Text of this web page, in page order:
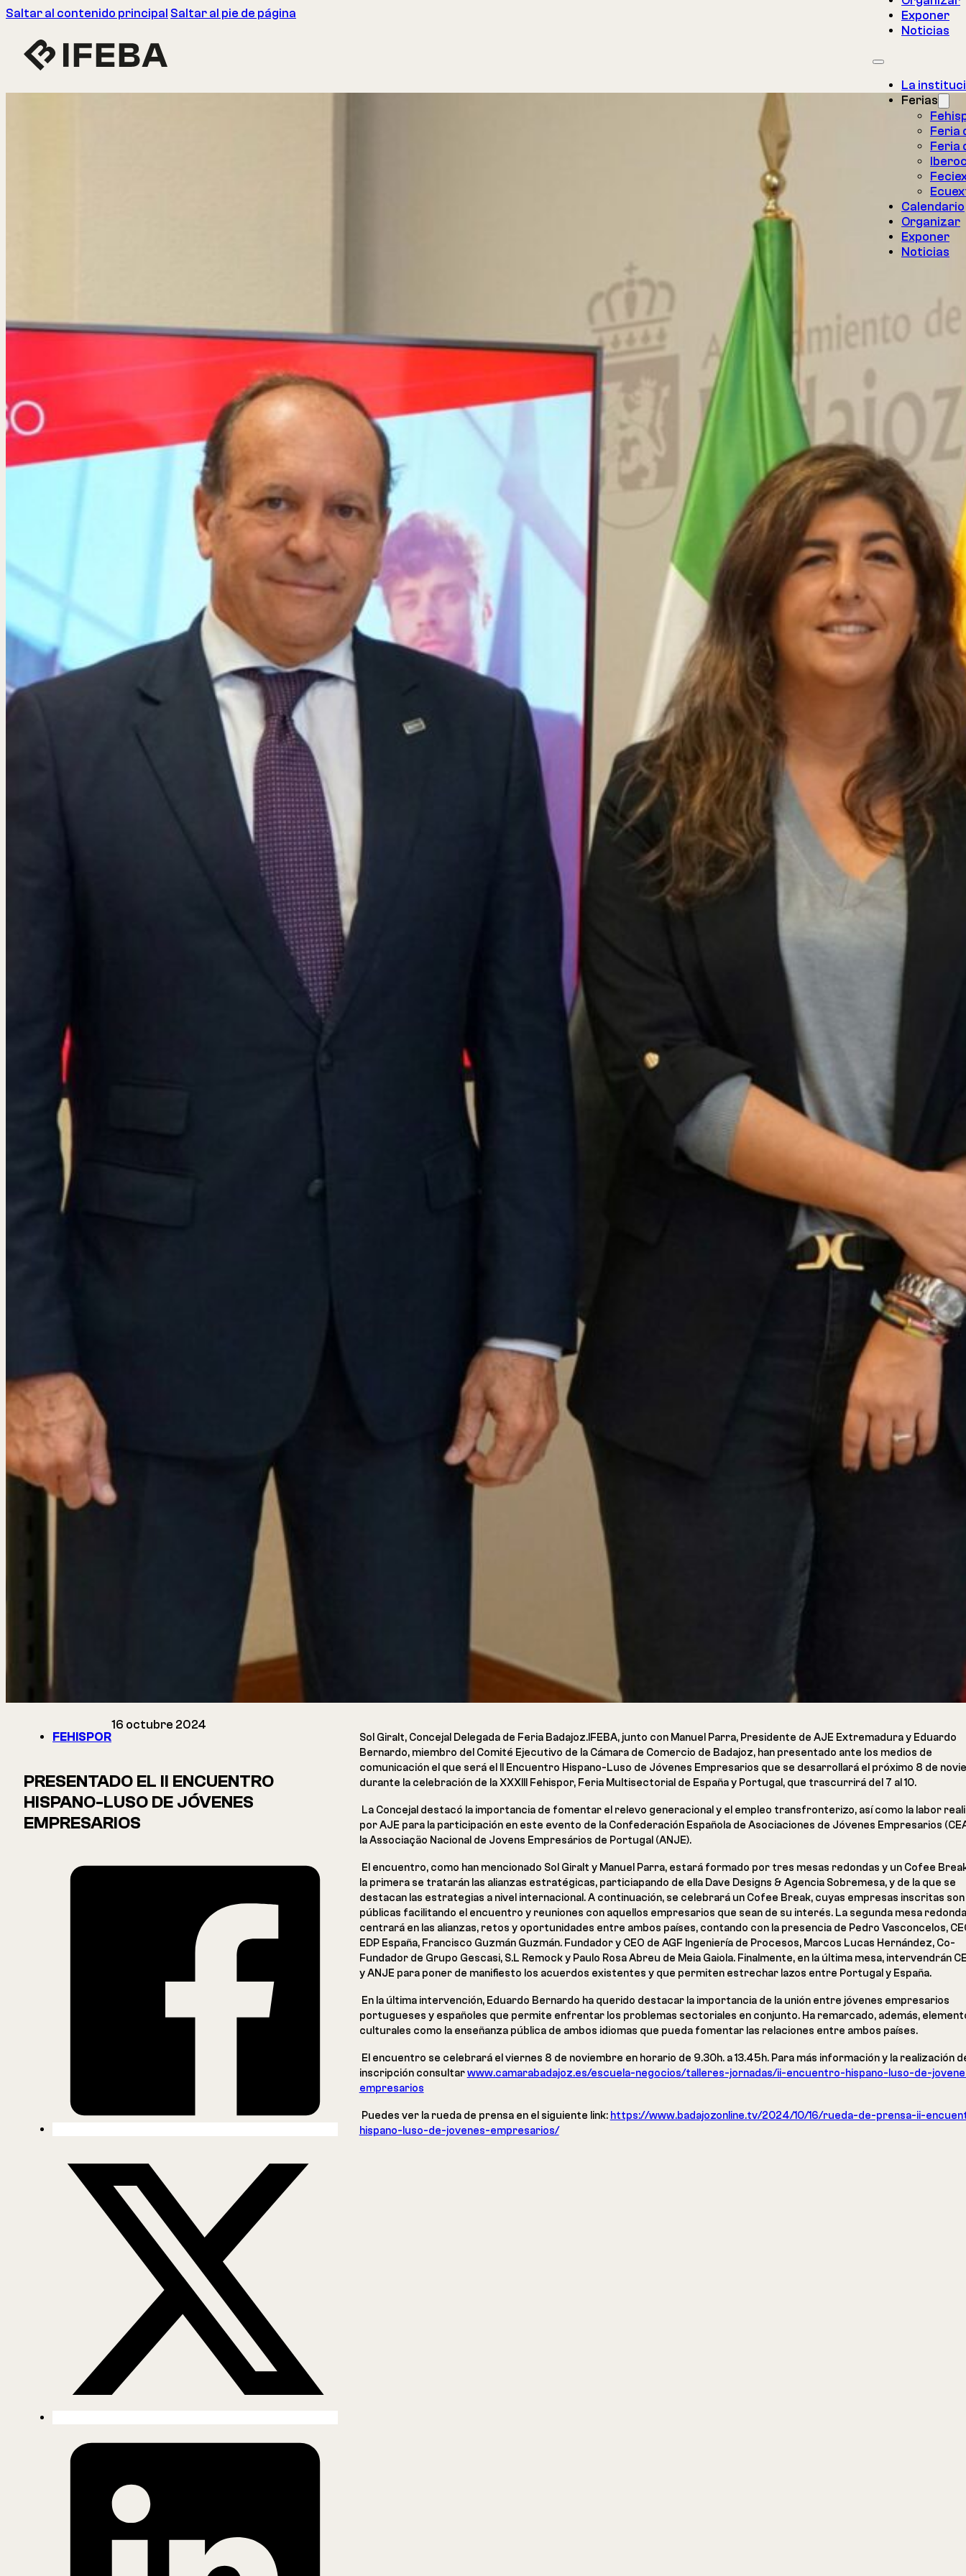
Saltar al contenido principal Saltar al pie de página
Exponer
Noticias
La
Ferias
Feria
Feria
Calendario
Organizar
Exponer
Noticias
FEHISPOR
16 octubre 2024
PRESENTADO EL II ENCUENTRO
HISPANO-LUSO DE JÓVENES
EMPRESARIOS
Sol Giralt, Concejal Delegada de Feria Badajoz.IFEBA, junto con Manuel Parra, Presidente de AJE Extremadura y Eduardo
Bernardo, miembro del Comité Ejecutivo de la Cámara de Comercio de Badajoz, han presentado ante los medios de
comunicación el que será el II Encuentro Hispano-Luso de Jóvenes Empresarios que se desarrollará el próximo 8 de
durante la celebración de la XXXIII Fehispor, Feria Multisectorial de España y Portugal, que trascurrirá del 7 al 10.
La Concejal destacó la importancia de fomentar el relevo generacional y el empleo transfronterizo, así como la labor
por AJE para la participación en este evento de la Confederación Española de Asociaciones de Jóvenes Empresarios
la Associação Nacional de Jovens Empresários de Portugal (ANJE).
El encuentro, como han mencionado Sol Giralt y Manuel Parra, estará formado por tres mesas redondas y un Cofee
la primera se tratarán las alianzas estratégicas, particiapando de ella Dave Designs & Agencia Sobremesa, y de la que se
destacan las estrategias a nivel internacional. A continuación, se celebrará un Cofee Break, cuyas empresas inscritas son
públicas facilitando el encuentro y reuniones con aquellos empresarios que sean de su interés. La segunda mesa
centrará en las alianzas, retos y oportunidades entre ambos países, contando con la presencia de Pedro Vasconcelos,
EDP España, Francisco Guzmán Guzmán. Fundador y CEO de AGF Ingeniería de Procesos, Marcos Lucas Hernández, Co-
Fundador de Grupo Gescasi, S.L Remock y Paulo Rosa Abreu de Meia Gaiola. Finalmente, en la última mesa, intervendrán
y ANJE para poner de manifiesto los acuerdos existentes y que permiten estrechar lazos entre Portugal y España.
En la última intervención, Eduardo Bernardo ha querido destacar la importancia de la unión entre jóvenes empresarios
portugueses y españoles que permite enfrentar los problemas sectoriales en conjunto. Ha remarcado, además,
culturales como la enseñanza pública de ambos idiomas que pueda fomentar las relaciones entre ambos países.
El encuentro se celebrará el viernes 8 de noviembre en horario de 9.30h. a 13.45h. Para más información y la realización
inscripción consultarwww.camarabadajoz.es/escuela-negocios/talleres-jornadas/ii-encuentro-hispano-luso-de-
empresarios
Puedes ver la rueda de prensa en el siguiente link: https://www.badajozonline.tv/2024/10/16/rueda-de-prensa-ii-
hispano-luso-de-jovenes-empresarios/